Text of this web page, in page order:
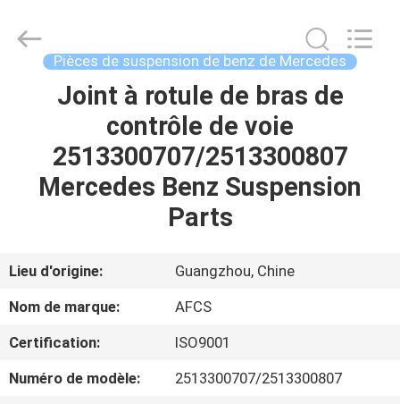
ACCUEIL
PRODUITS
À
PROPOS
NOUS
SPARE
PARTS
Pièces de suspension de benz de Mercedes
Joint à rotule de bras de
contrôle de voie
2513300707/2513300807
Mercedes Benz Suspension
Parts
Lieu d'origine:
Guangzhou, Chine
Nom de marque:
AFCS
Certification:
ISO9001
Numéro de modèle:
2513300707/2513300807